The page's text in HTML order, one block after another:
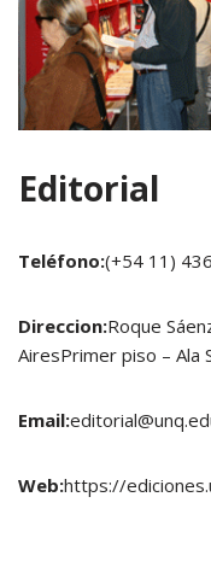
Editorial
Teléfono:(+54 11)
Direccion:Roque
AiresPrimer piso – Ala
Email:
Web:https://